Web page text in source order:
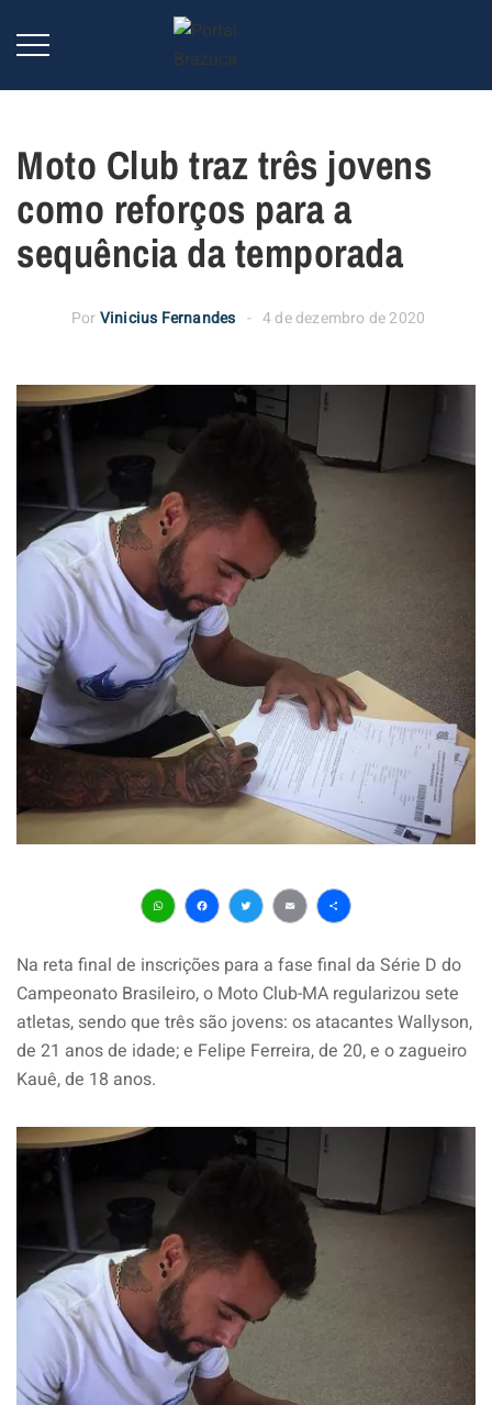
Moto Club traz três jovens
como reforços para a
sequência da temporada
PorVinicius Fernandes 4 de dezembro de 2020
WhatsApp
Facebook
Twitter
EmailShare
Na reta final de inscrições para a fase final da Série D do
Campeonato Brasileiro, o Moto Club-MA regularizou sete
atletas, sendo que três são jovens: os atacantes Wallyson,
de 21 anos de idade; e Felipe Ferreira, de 20, e o zagueiro
Kauê, de 18 anos.